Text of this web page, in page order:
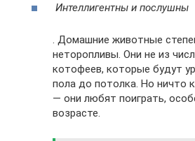
Интеллигентны и послушны
. Домашние животные
неторопливы. Они не из
котофеев, которые будут
пола до потолка. Но ничто
— они любят поиграть,
возрасте.